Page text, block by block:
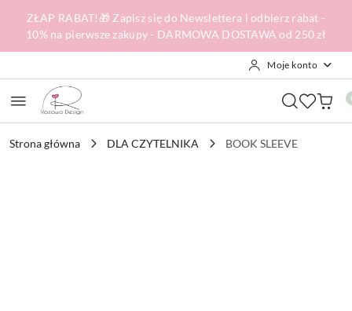
Przejdź do treści głównej
Przejdź do wyszukiwarki
Przejdź do moje konto
Przejdź do menu głównego
Przejdź do opisu produktu
Przejdź do stopki
ZŁAP RABAT!🎁 Zapisz się do Newslettera i odbierz rabat -
10% na pierwsze zakupy - DARMOWA DOSTAWA od 250 zł
Moje konto
Strona główna DLA CZYTELNIKA BOOK SLEEVE